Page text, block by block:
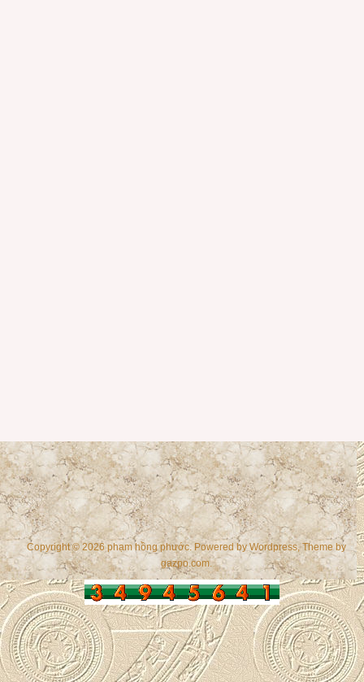
Copyright © 2026 phạm hồng phước. Powered byWordpress, Theme by
gazpo.com.